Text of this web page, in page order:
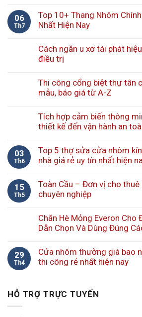
06
Th7
Top 10+ Thang Nhôm
Nhất Hiện Nay
Cách ngăn u xơ tái phát
điều trị
Thi công cổng biệt thự tân
mẫu, báo giá từ A-Z
Tích hợp cảm biến thông
thiết kế đến vận hành an
03
Th6
Top 5 thợ sửa cửa nhôm
nhà giá rẻ uy tín nhất hiện
15
Th5
Toàn Cầu – Đơn vị cho
chuyên nghiệp
Chăn Hè Mỏng Everon Cho
Dẫn Chọn Và Dùng Đúng
29
Th4
Cửa nhôm thường giá bao
thi công rẻ nhất hiện nay
HỖ TRỢ TRỰC TUYẾN